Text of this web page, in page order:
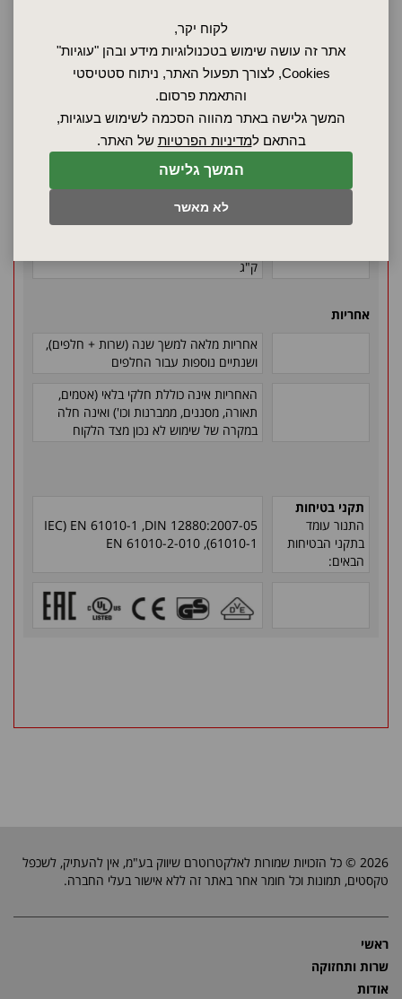
המשך גלישה
לא מאשר
לקוח יקר,
אתר זה עושה שימוש בטכנולוגיות מידע ובהן "עוגיות"
Cookies, לצורך תפעול האתר, ניתוח סטטיסטי
והתאמת פרסום.
המשך גלישה באתר מהווה הסכמה לשימוש בעוגיות,
בהתאם למדיניות הפרטיות של האתר.
מגיעה ל85°C
נתוני אריזה/משלוח
חובה להוביל את המכשירים כשהם ניצבים,
ואין להשכיבם
מידות מקורבות כולל תיבת קרטון:
משקל נטו (מקורב) - 161 ק"ג
ק"ג
אחריות
אחריות מלאה למשך שנה (שרות + חלפים),
ושנתיים נוספות עבור החלפים
האחריות אינה כוללת חלקי בלאי (אטמים,
תאורה, מסננים, ממברנות וכו') ואינה חלה
במקרה של שימוש לא נכון מצד הלקוח
תקני בטיחות
התנור עומד
בתקני הבטיחות
הבאים:
DIN 12880:2007-05
,
EN 61010-1
(
IEC
61010-1
),
EN 61010-2-010
2026 © כל הזכויות שמורות לאלקטרוטרם שיווק בע"מ, אין להעתיק, לשכפל
טקסטים, תמונות וכל חומר אחר באתר זה ללא אישור בעלי החברה.
ראשי
שרות ותחזוקה
אודות